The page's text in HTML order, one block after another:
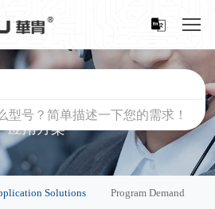
Solutions
应用方案
Solutions Program Demand